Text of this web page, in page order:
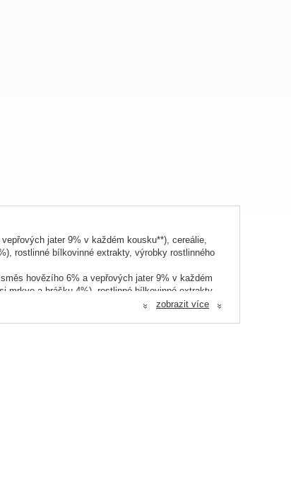
jater 9% v každém kousku**), cereálie,
rostlinné bílkovinné extrakty, výrobky rostlinného
hovězího 6% a vepřových jater 9% v každém
mrkve a hrášku 4%), rostlinné bílkovinné extrakty,
« zobrazit více «